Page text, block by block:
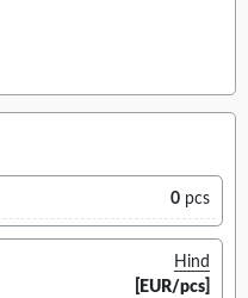
0 pcs
Hind
[EUR/pcs]